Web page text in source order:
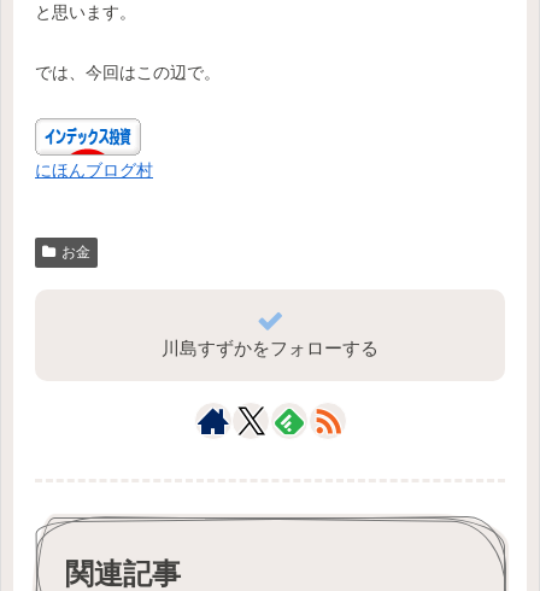
と思います。
では、今回はこの辺で。
にほんブログ村
お金
川島すずかをフォローする
関連記事